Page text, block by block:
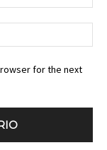
for the next